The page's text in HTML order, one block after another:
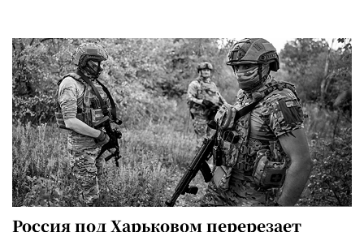
Россия под Харьковом перерезает